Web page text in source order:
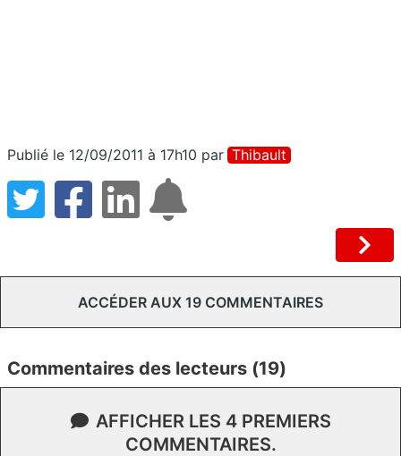
Publié le 12/09/2011 à 17h10 par Thibault
ACCÉDER AUX 19 COMMENTAIRES
Commentaires des lecteurs (19)
AFFICHER LES 4 PREMIERS
COMMENTAIRES.